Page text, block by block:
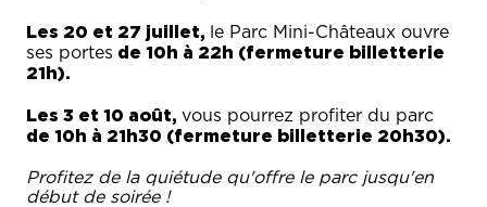
Les 20 et 27 juillet, le Parc Mini-Châteaux ouvre
ses portes de 10h à 22h (fermeture billetterie
21h).
Les 3 et 10 août, vous pourrez profiter du parc
de 10h à 21h30 (fermeture billetterie 20h30).
Profitez de la quiétude qu'offre le parc jusqu'en
début de soirée !